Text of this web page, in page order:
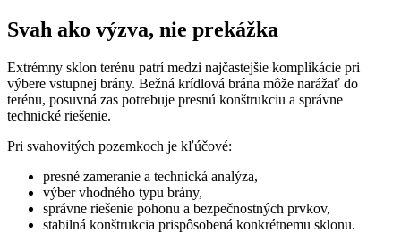
Svah ako výzva, nie prekážka
Extrémny sklon terénu patrí medzi najčastejšie komplikácie pri
výbere vstupnej brány. Bežná krídlová brána môže narážať do
terénu, posuvná zas potrebuje presnú konštrukciu a správne
technické riešenie.
Pri svahovitých pozemkoch je kľúčové:
presné zameranie a technická analýza,
výber vhodného typu brány,
správne riešenie pohonu a bezpečnostných prvkov,
stabilná konštrukcia prispôsobená konkrétnemu sklonu.